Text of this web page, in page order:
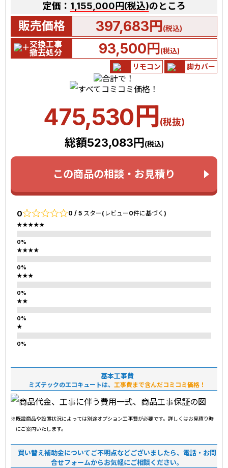
定価： 1,155,000円(税込)のところ
販売価格 397,683円(税込)
交換工事
撤去処分
93,500円(税込)
リモコン
脚カバー
475,530 円(税抜)
総額523,083円(税込)
この商品の相談・お見積り
0 0 / 5 スター(レビュー0件に基づく)
★★★★★
★★★★
★★★
★★
★
基本工事費
ミズテックのエコキュートは、 工事費まで含んだコミコミ価格！
※既設商品や設置状況によっては別途オプション工事費が必要です。詳しくはお見積り時
にご案内いたします。
買い替え補助金についてご不明点などございましたら、電話・お問
合せフォームからお気軽にご相談ください。